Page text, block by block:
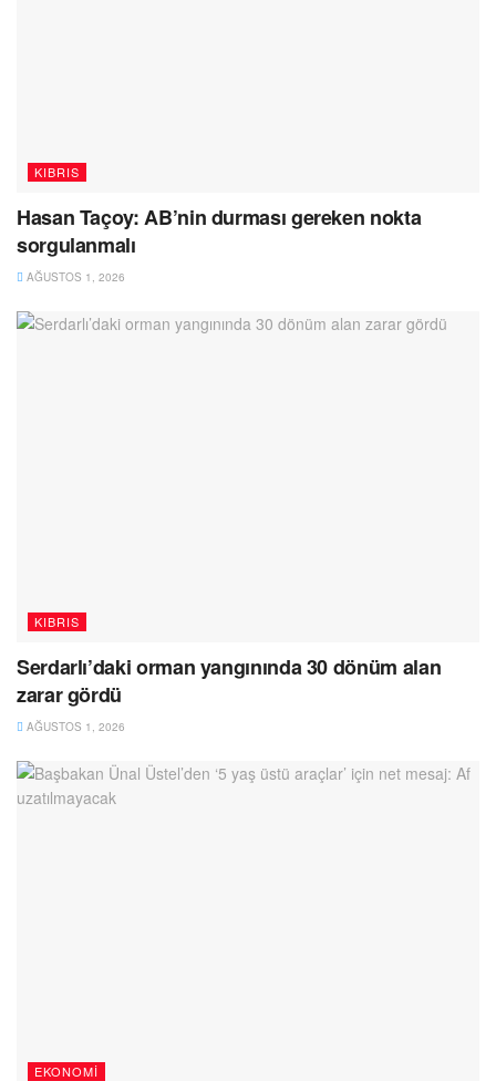
KIBRIS
Hasan Taçoy: AB’nin durması gereken nokta
sorgulanmalı
AĞUSTOS 1, 2026
KIBRIS
Serdarlı’daki orman yangınında 30 dönüm alan
zarar gördü
AĞUSTOS 1, 2026
EKONOMI